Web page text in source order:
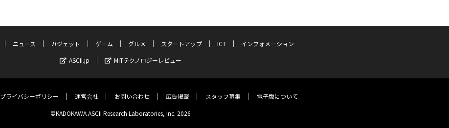
ニュース ガジェット ゲーム グルメ スタートアップ ICT
インフォメーション
ASCII.jp
MITテクノロジーレビュー
プライバシーポリシー 運営会社 お問い合わせ 広告掲載 スタッフ募集 電子版について
©KADOKAWA ASCII Research Laboratories, Inc. 2026